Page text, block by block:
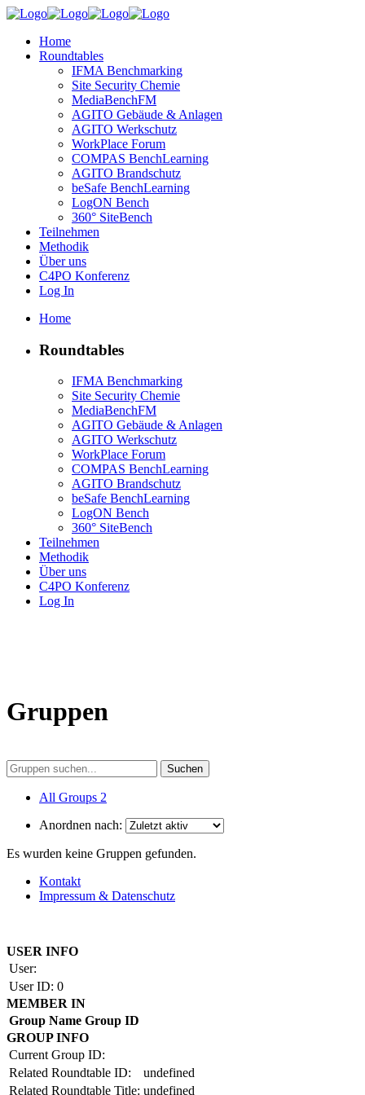
Home
Roundtables
IFMA Benchmarking
Site Security Chemie
MediaBenchFM
AGITO Gebäude & Anlagen
AGITO Werkschutz
WorkPlace Forum
COMPAS BenchLearning
AGITO Brandschutz
beSafe BenchLearning
LogON Bench
360° SiteBench
Teilnehmen
Methodik
Über uns
C4PO Konferenz
Log In
Home
Roundtables
IFMA Benchmarking
Site Security Chemie
MediaBenchFM
AGITO Gebäude & Anlagen
AGITO Werkschutz
WorkPlace Forum
COMPAS BenchLearning
AGITO Brandschutz
beSafe BenchLearning
LogON Bench
360° SiteBench
Teilnehmen
Methodik
Über uns
C4PO Konferenz
Log In
Gruppen
All Groups 2
Anordnen nach:
Es wurden keine Gruppen gefunden.
Kontakt
Impressum & Datenschutz
USER INFO
User:
User ID: 0
MEMBER IN
Group Name Group ID
GROUP INFO
Current Group ID:
Related Roundtable ID:
undefined
Related Roundtable Title: undefined